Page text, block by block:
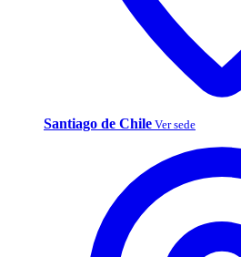
Santiago de Chile Ver sede